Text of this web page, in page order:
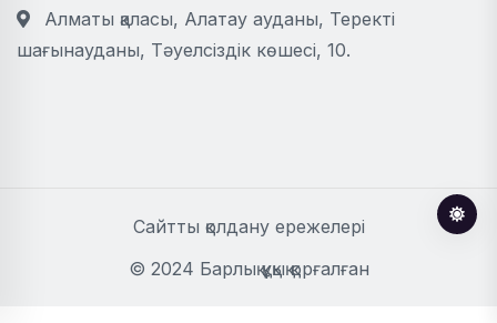
Алматы қаласы, Алатау ауданы, Теректі
шағынауданы, Тәуелсіздік көшесі, 10.
Сайтты қолдану ережелері
© 2024 Барлық құқық қорғалған